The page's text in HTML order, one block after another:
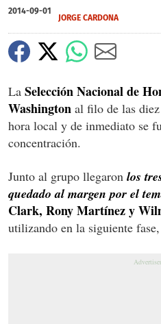
2014-09-01
JORGE CARDONA
La Selección Nacional de
Washington al filo de las
hora local y de inmediato se
concentración.
Junto al grupo llegaron los
quedado al margen por el
Clark, Rony Martínez y
utilizando en la siguiente